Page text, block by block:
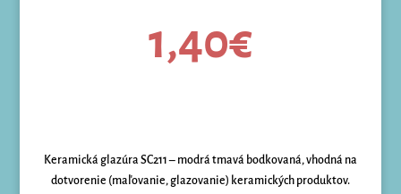
1,40€
Keramická glazúra SC211 – modrá tmavá bodkovaná, vhodná na
dotvorenie (maľovanie, glazovanie) keramických produktov.